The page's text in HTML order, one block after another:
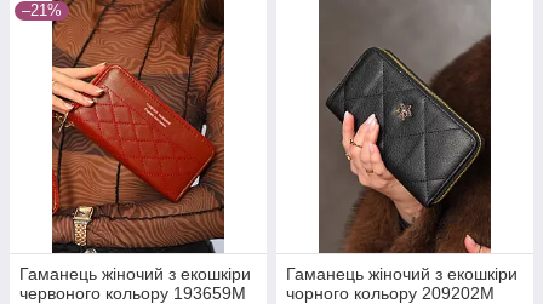
–21%
Гаманець жіночий з екошкіри
червоного кольору 193659M
Гаманець жіночий з екошкіри
чорного кольору 209202M